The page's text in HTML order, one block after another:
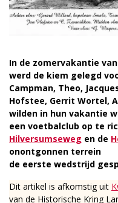
In de zomervakantie
werd de kiem gelegd
Campman, Theo,
Hofstee, Gerrit Wortel,
wilden in hun vakantie
een voetbalclub op te
Hilversumseweg en de
onontgonnen terrein
de eerste wedstrijd
Dit artikel is afkomstig uit
van de Historische Kring